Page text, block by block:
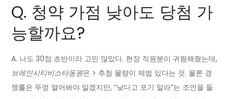
Q. 청약 가점 낮아도 당첨 가
능할까요?
A. 나도 30점 초반이라 고민 많았다. 현장 직원분이 귀띔해줬는데,
브레인시티비스타동원은 > 추첨 물량이 제법 있다는 것. 물론 경
쟁률은 뚜껑 열어봐야 알겠지만, “낮다고 포기 말라”는 조언을 들